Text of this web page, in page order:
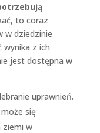
to coraz
w dziedzinie
wynika z ich
jest dostępna w
uprawnień.
się
ziemi w